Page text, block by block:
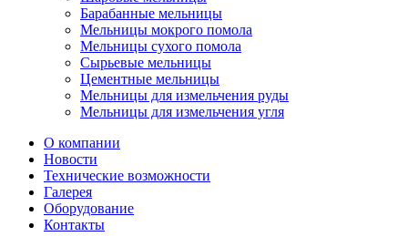
Барабанные мельницы
Мельницы мокрого помола
Мельницы сухого помола
Сырьевые мельницы
Цементные мельницы
Мельницы для измельчения руды
Мельницы для измельчения угля
О компании
Новости
Технические возможности
Галерея
Оборудование
Контакты